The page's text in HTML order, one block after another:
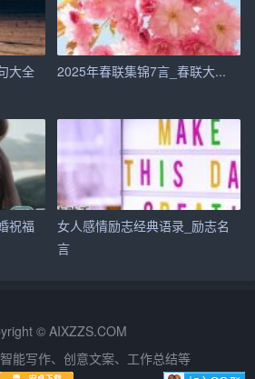
样的月亮。她说：“以后我们每看到
蜜的话哦。”
段子也告一段落。但那些欢声笑
荡。他们手牵手走在回家的路上，
奏。李明知道，这些看似简单的笑
系最真挚的承诺无论未来怎样，他
笑容常在的人。
事增添一抹别样的色彩，让爱情在
活因爱而更加美好。
大全 2025年春联集锦7言_春联大...
祝福
女人感情励志经典语录_励志名
言
© AIXZZS.COM
能写作、创意文案、工作总结等